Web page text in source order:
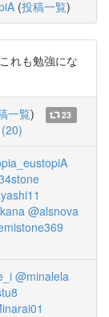
(投稿一覧)
れも勉強にな
一覧)
23
@alsnova
@minalela